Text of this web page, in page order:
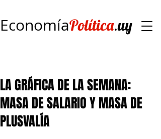
EconomíaPolítica.uy
LA GRÁFICA DE LA SEMANA:
MASA DE SALARIO Y MASA DE
PLUSVALÍA